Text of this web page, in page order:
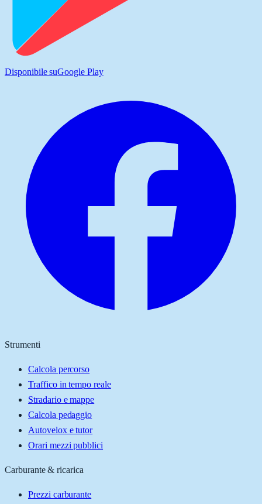
Disponibile suGoogle Play
Strumenti
Calcola percorso
Traffico in tempo reale
Stradario e mappe
Calcola pedaggio
Autovelox e tutor
Orari mezzi pubblici
Carburante & ricarica
Prezzi carburante